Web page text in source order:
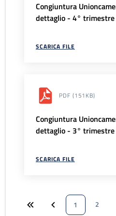
Congiuntura
dettaglio - 4°
SCARICA FILE
PDF (151KB)
Congiuntura
dettaglio - 3°
SCARICA FILE
1 2